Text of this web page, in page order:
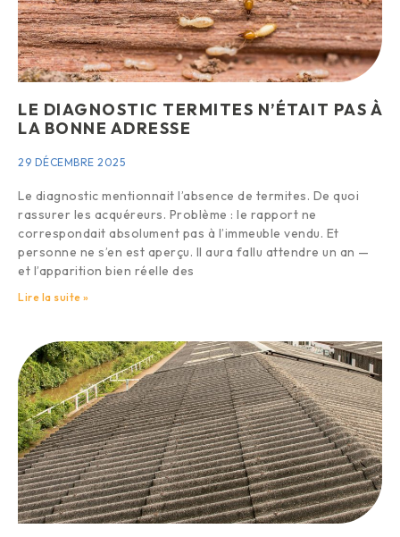
LE DIAGNOSTIC TERMITES N’ÉTAIT PAS À
LA BONNE ADRESSE
29 DÉCEMBRE 2025
Le diagnostic mentionnait l’absence de termites. De quoi
rassurer les acquéreurs. Problème : le rapport ne
correspondait absolument pas à l’immeuble vendu. Et
personne ne s’en est aperçu. Il aura fallu attendre un an —
et l’apparition bien réelle des
Lire la suite »